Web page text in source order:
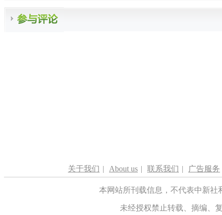
关于我们 | About us | 联系我们 | 广告服务
本网站所刊载信息，不代表中新
未经授权禁止转载、摘编、